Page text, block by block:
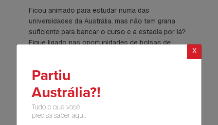
Ficou animado para estudar numa das
universidades da Austrália, mas não tem grana
suficiente para bancar o curso e a estadia por lá?
Fique ligado nas oportunidades de bolsas de
graduação. Veja alguns exemplos:
Endeavour Scholarships
As bolsas do programa
x
Partiu
Austrália?!
Tudo o que você
precisa saber aqui.